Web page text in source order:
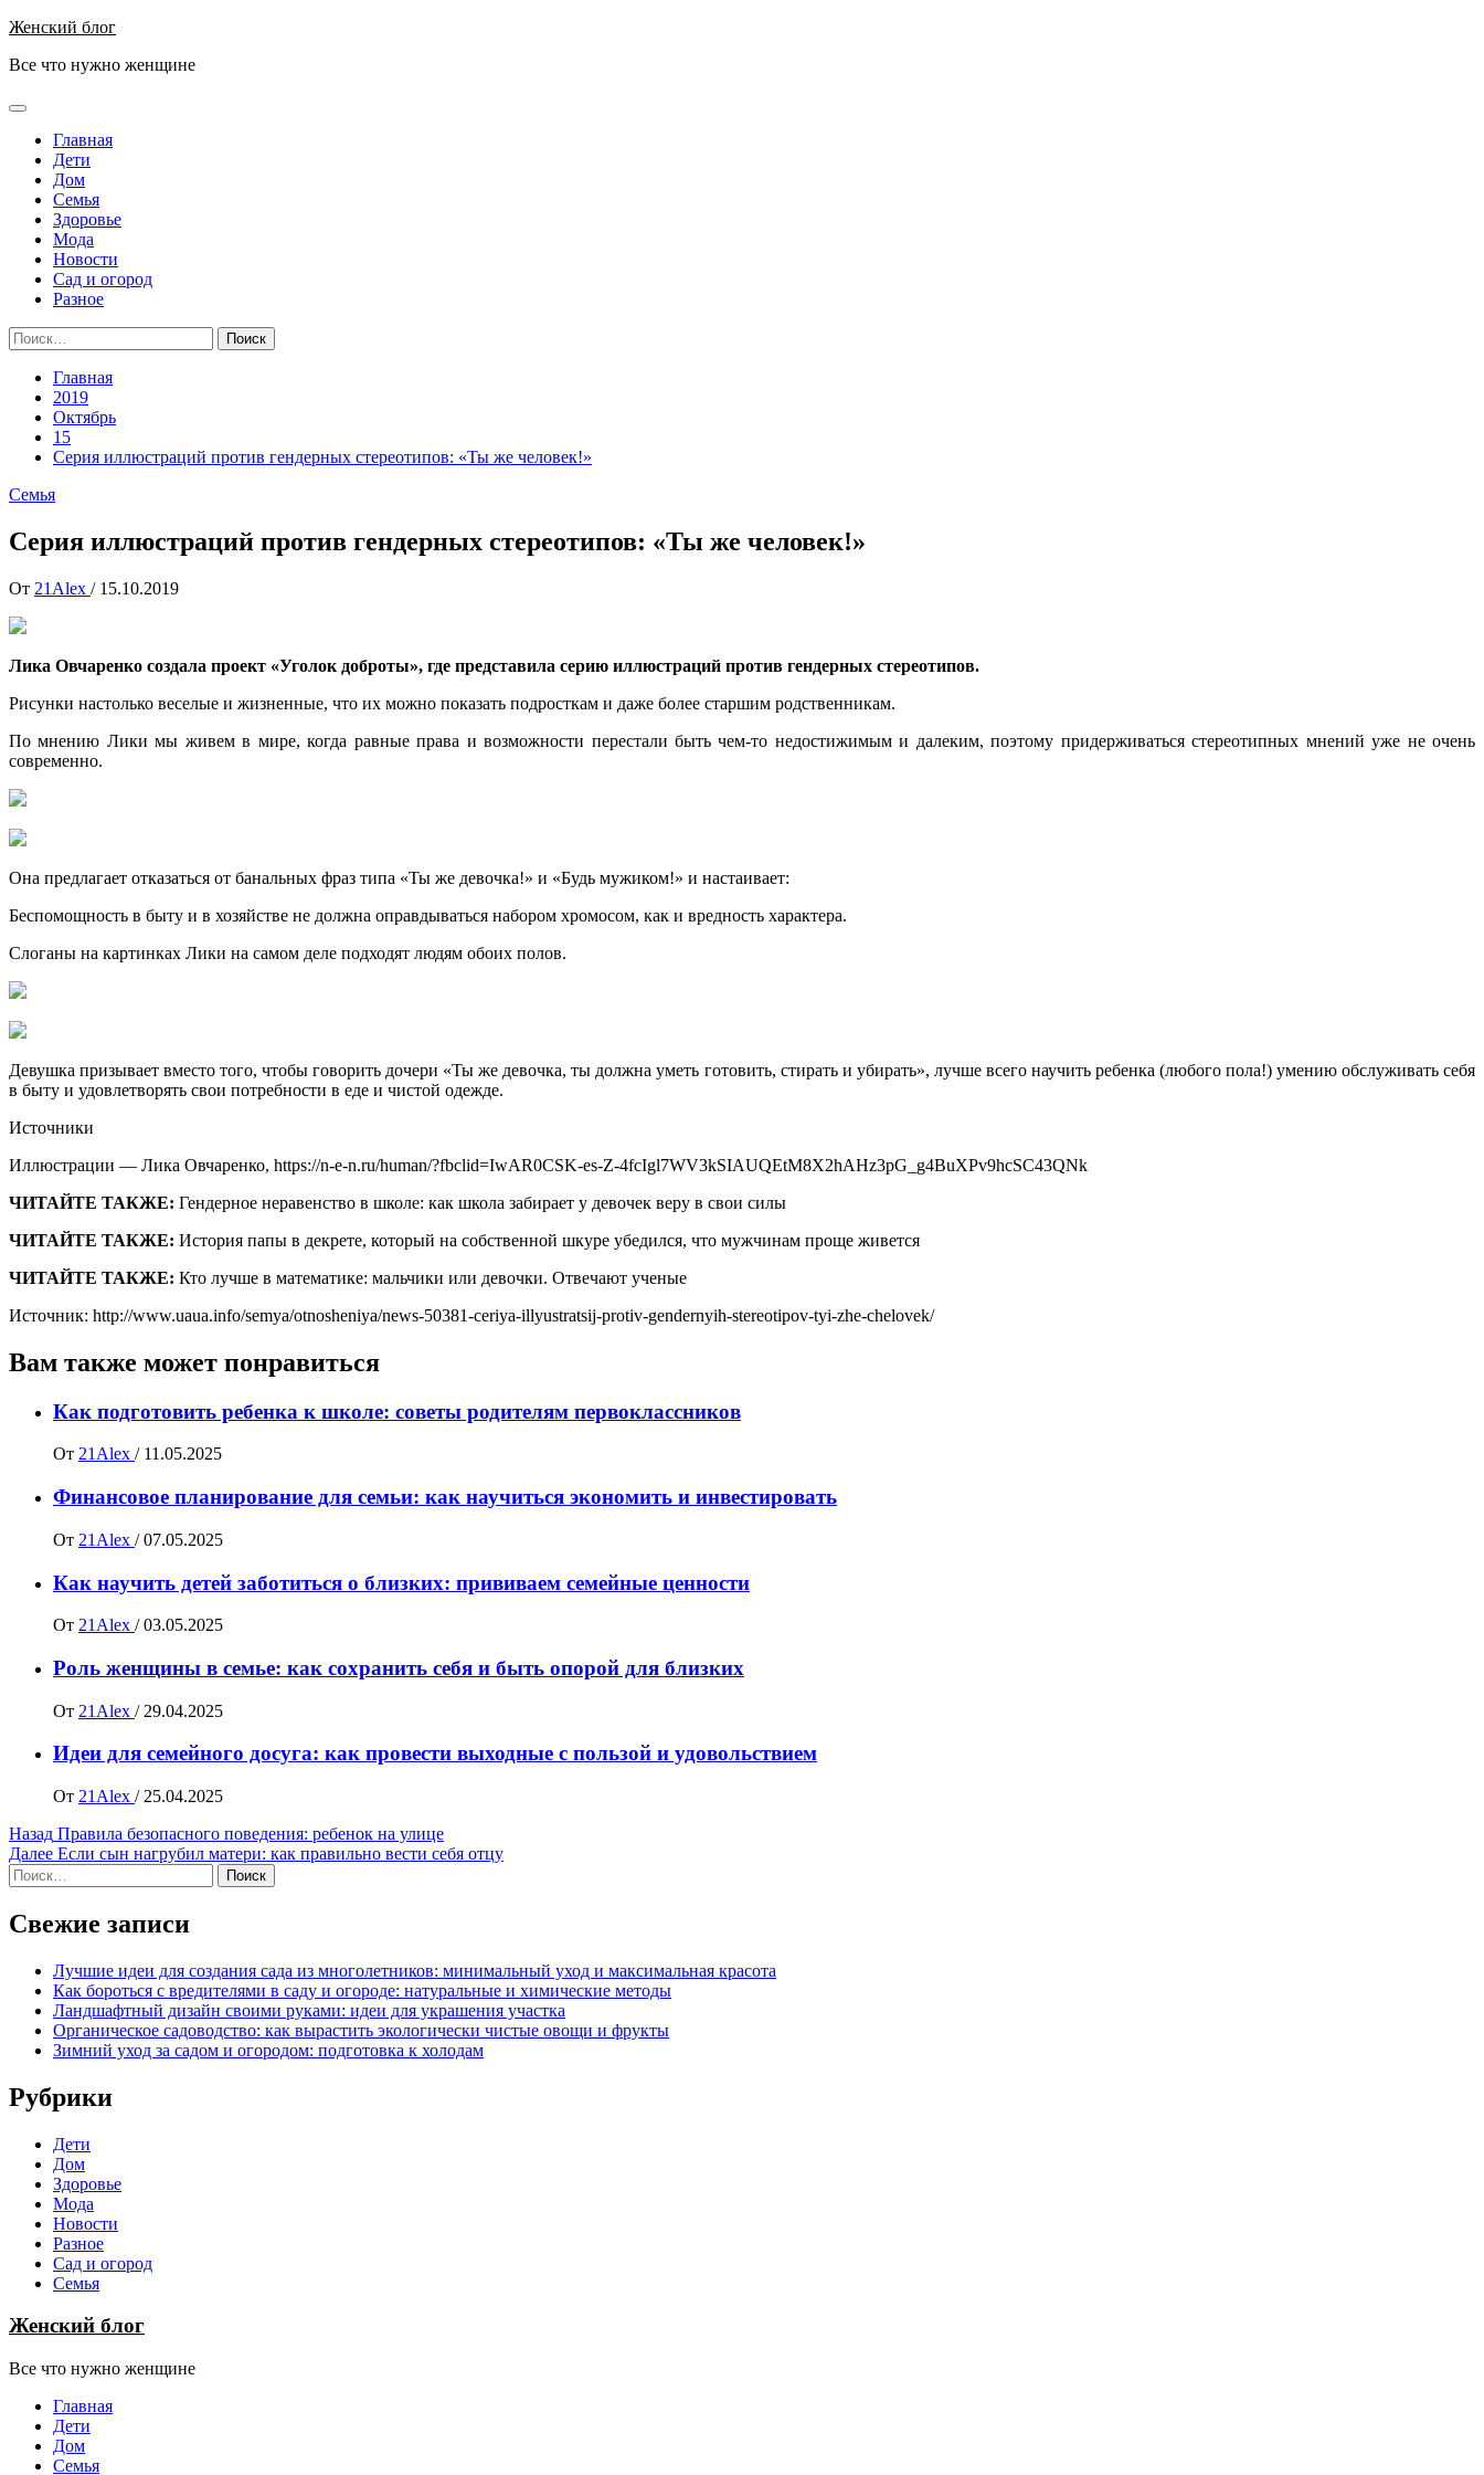
Перейти
содержимому
Женский блог
Все что нужно женщине
Основное
Главная
Дети
Дом
Семья
Здоровье
Мода
Новости
Сад и огород
Разное
Найти:
Главная
2019
Октябрь
15
Cерия иллюстраций против гендерных стереотипов: «Ты же человек!»
Семья
Cерия иллюстраций против гендерных стереотипов: «Ты же человек!»
От 21Alex / 15.10.2019
Лика Овчаренко создала проект «Уголок доброты», где представила серию иллюстраций против гендерных стереотипов.
Рисунки настолько веселые и жизненные, что их можно показать подросткам и даже более старшим родственникам.
По мнению Лики мы живем в мире, когда равные права и возможности перестали быть чем-то недостижимым и далеким, поэтому придерживаться стереотипных мнений уже не очень
современно.
Она предлагает отказаться от банальных фраз типа «Ты же девочка!» и «Будь мужиком!» и настаивает:
Беспомощность в быту и в хозяйстве не должна оправдываться набором хромосом, как и вредность характера.
Слоганы на картинках Лики на самом деле подходят людям обоих полов.
Девушка призывает вместо того, чтобы говорить дочери «Ты же девочка, ты должна уметь готовить, стирать и убирать», лучше всего научить ребенка (любого пола!) умению обслуживать себя
в быту и удовлетворять свои потребности в еде и чистой одежде.
Источники
Иллюстрации — Лика Овчаренко, https://n-e-n.ru/human/?fbclid=IwAR0CSK-es-Z-4fcIgl7WV3kSIAUQEtM8X2hAHz3pG_g4BuXPv9hcSC43QNk
ЧИТАЙТЕ ТАКЖЕ: Гендерное неравенство в школе: как школа забирает у девочек веру в свои силы
ЧИТАЙТЕ ТАКЖЕ: История папы в декрете, который на собственной шкуре убедился, что мужчинам проще живется
ЧИТАЙТЕ ТАКЖЕ: Кто лучше в математике: мальчики или девочки. Отвечают ученые
Источник: http://www.uaua.info/semya/otnosheniya/news-50381-ceriya-illyustratsij-protiv-gendernyih-stereotipov-tyi-zhe-chelovek/
Вам также может понравиться
Как подготовить ребенка к школе: советы родителям первоклассников
От 21Alex / 11.05.2025
Финансовое планирование для семьи: как научиться экономить и инвестировать
От 21Alex / 07.05.2025
Как научить детей заботиться о близких: прививаем семейные ценности
От 21Alex / 03.05.2025
Роль женщины в семье: как сохранить себя и быть опорой для близких
От 21Alex / 29.04.2025
Идеи для семейного досуга: как провести выходные с пользой и удовольствием
От 21Alex / 25.04.2025
Навигация
записи
Назад Правила безопасного поведения: ребенок на улице
Далее Если сын нагрубил матери: как правильно вести себя отцу
Найти:
Свежие записи
Лучшие идеи для создания сада из многолетников: минимальный уход и максимальная красота
Как бороться с вредителями в саду и огороде: натуральные и химические методы
Ландшафтный дизайн своими руками: идеи для украшения участка
Органическое садоводство: как вырастить экологически чистые овощи и фрукты
Зимний уход за садом и огородом: подготовка к холодам
Рубрики
Дети
Дом
Здоровье
Мода
Новости
Разное
Сад и огород
Семья
Женский блог
Все что нужно женщине
Главная
Дети
Дом
Семья